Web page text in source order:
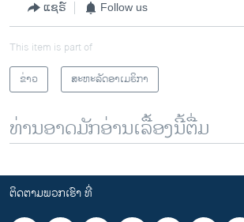
ແຊຣ໌ Follow us
This item is part of
ຂ່າວ
ສະຫະລັດອາເມຣິກາ
ທ່ານອາດມັກອ່ານເລື້ອງນີ້ຕື່ມ
ຕິດຕາມພວກເຮົາ ທີ່